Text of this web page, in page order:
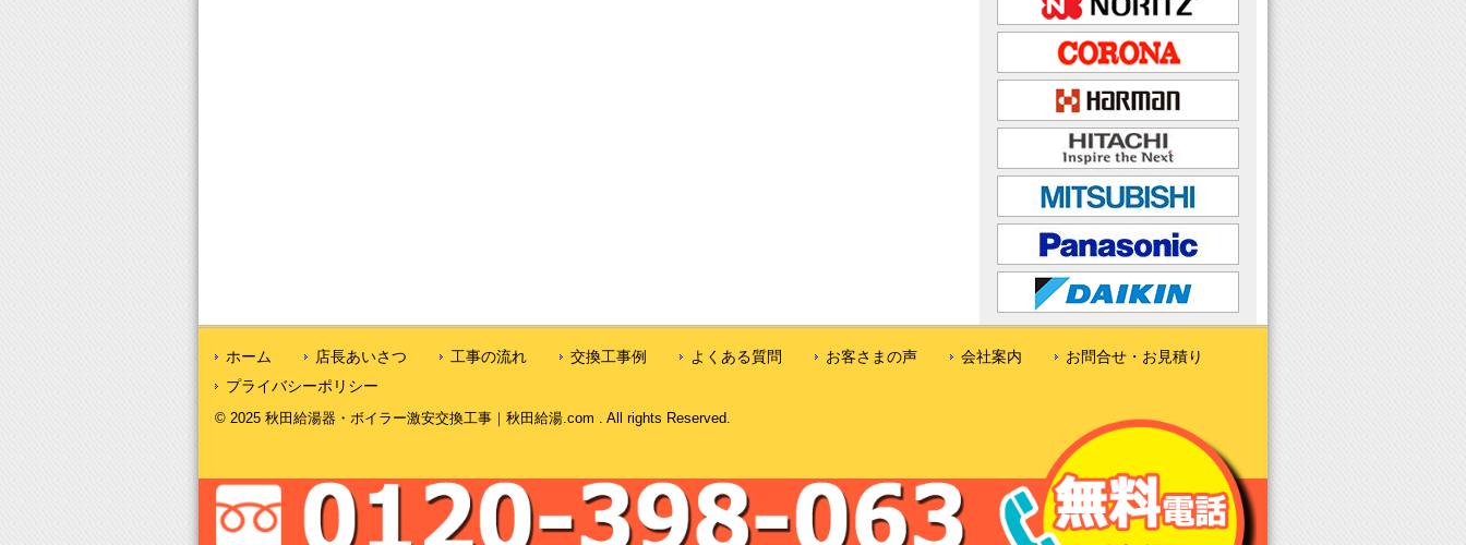
ホーム 店長あいさつ 工事の流れ 交換工事例 よくある質問 お客さまの声 会社案内
お問合せ・お見積り
プライバシーポリシー
© 2025 秋田給湯器・ボイラー激安交換工事｜秋田給湯.com . All rights Reserved.